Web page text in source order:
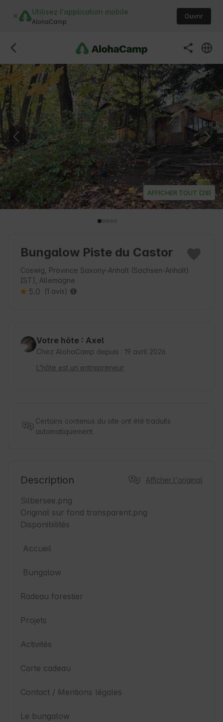
Utilisez l'application mobile
AlohaCamp
Ouvrir
AFFICHER TOUT (28)
Bungalow Piste du Castor
Coswig, Province Saxony-Anhalt (Sachsen-Anhalt)
[ST], Allemagne
5.0 (1 avis)
Votre hôte : Axel
Chez AlohaCamp depuis : 19 avril 2026
L’hôte est un entrepreneur
Certains contenus du site ont été traduits
automatiquement.
Description Afficher l'original
Silbersee.png
Original sur fond transparent.png
Disponibilités
Radeau forestier
Projets
Activités
Carte cadeau
Contact / Mentions légales
Le bungalow